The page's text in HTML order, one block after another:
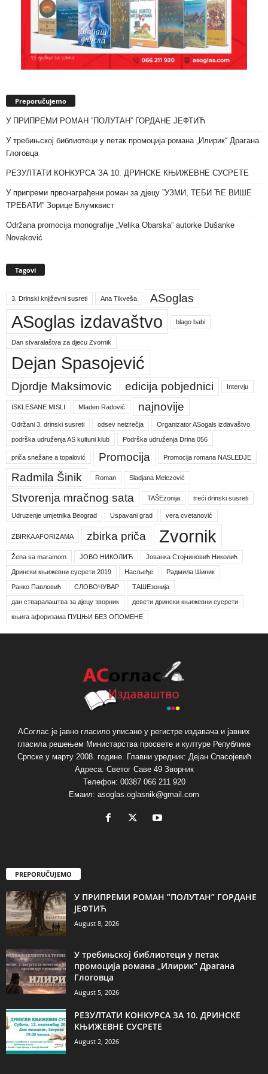
Preporučujemo
У ПРИПРЕМИ РОМАН ”ПОЛУТАН” ГОРДАНЕ ЈЕФТИЋ
У требињској библиотеци у петак промоција романа „Илирик“ Драгана
Глоговца
РЕЗУЛТАТИ КОНКУРСА ЗА 10. ДРИНСКЕ КЊИЖЕВНЕ СУСРЕТЕ
У припреми првонаграђени роман за дјецу ”УЗМИ, ТЕБИ ЋЕ ВИШЕ
ТРЕБАТИ” Зорице Блумквист
Održana promocija monografije „Velika Obarska” autorke Dušanke
Novaković
Tagovi
3. Drinski književni susreti Ana Tikveša ASoglas
ASoglas izdavaštvo blago babi
Dan stvaralaštva za djecu Zvornik
Dejan Spasojević
Djordje Maksimovic edicija pobjednici Intervju
ISKLESANE MISLI Mladen Radović najnovije
Održani 3. drinski susreti odsev neizrečja Organizator ASogals izdavaštvo
podrška udruženja AS kultuni klub Podrška udruženja Drina 056
priča snežane a topalović Promocija Promocija romana NASLEDJE
Radmila Šinik Roman Sladjana Melezović
Stvorenja mračnog sata TAŠEzonija treći drinski susreti
Udruzenje umjetnika Beograd Uspavani grad vera cvetanović
ZBIRKA AFORIZAMA zbirka priča Zvornik
Žena sa maramom ЈОВО НИКОЛИЋ Јованка Стојчиновић Николић
Дрински књижевни сусрети 2019 Насљеђе Радмила Шиник
Ранко Павловић СЛОВОЧУВАР ТАШЕзонија
дан стваралаштва за дјецу зворник девети дрински књижевни сусрети
књига афоризама ПУЦЊИ БЕЗ ОПОМЕНЕ
АСоглас је јавно гласило уписано у регистре издавача и јавних
гласила решењем Министарства просвете и културе Републике
Српске у марту 2008. године. Главни уредник: Дејан Спасојевић
Адреса: Светог Саве 49 Зворник
Телефон: 00387 066 211 920
Емаил: asoglas.oglasnik@gmail.com
PREPORUČUJEMO
У ПРИПРЕМИ РОМАН ”ПОЛУТАН” ГОРДАНЕ
ЈЕФТИЋ
August 8, 2026
У требињској библиотеци у петак
промоција романа „Илирик“ Драгана
Глоговца
August 5, 2026
РЕЗУЛТАТИ КОНКУРСА ЗА 10. ДРИНСКЕ
КЊИЖЕВНЕ СУСРЕТЕ
August 2, 2026